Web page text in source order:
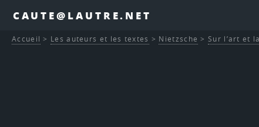
CAUTE@LAUTRE.NET
Accueil > Les auteurs et les textes > Nietzsche >Sur l’art et